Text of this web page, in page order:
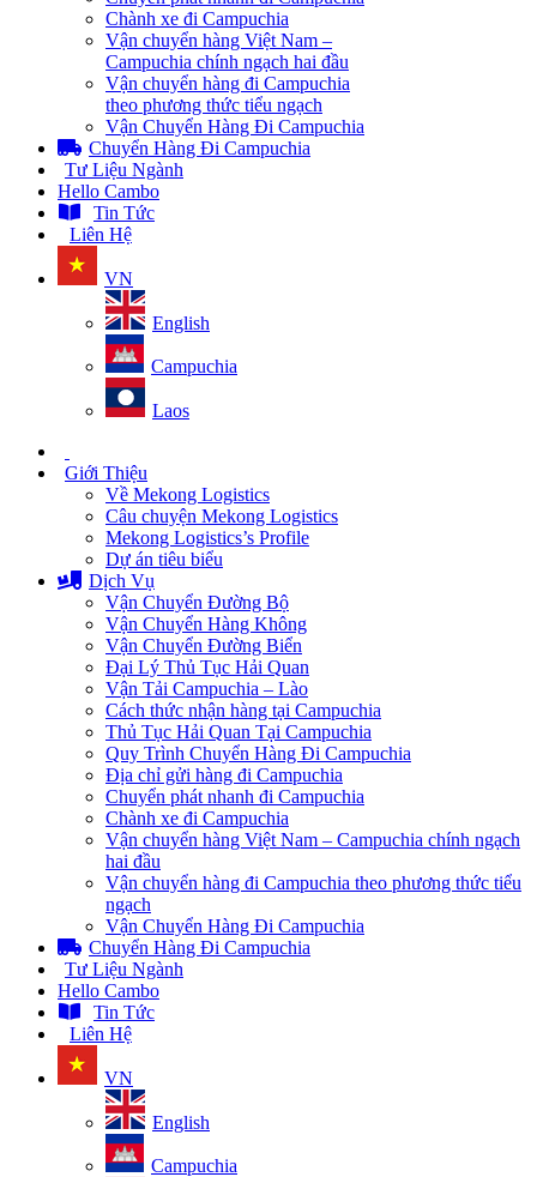
Chành xe đi Campuchia
Vận chuyển hàng Việt Nam –
Campuchia chính ngạch hai đầu
Vận chuyển hàng đi Campuchia
theo phương thức tiểu ngạch
Vận Chuyển Hàng Đi Campuchia
Chuyển Hàng Đi Campuchia
Tư Liệu Ngành
Hello Cambo
Tin Tức
Liên Hệ
VN
English
Campuchia
Laos
Giới Thiệu
Về Mekong Logistics
Câu chuyện Mekong Logistics
Mekong Logistics’s Profile
Dự án tiêu biểu
Dịch Vụ
Vận Chuyển Đường Bộ
Vận Chuyển Hàng Không
Vận Chuyển Đường Biển
Đại Lý Thủ Tục Hải Quan
Vận Tải Campuchia – Lào
Cách thức nhận hàng tại Campuchia
Thủ Tục Hải Quan Tại Campuchia
Quy Trình Chuyển Hàng Đi Campuchia
Địa chỉ gửi hàng đi Campuchia
Chuyển phát nhanh đi Campuchia
Chành xe đi Campuchia
Vận chuyển hàng Việt Nam – Campuchia chính ngạch
hai đầu
Vận chuyển hàng đi Campuchia theo phương thức tiểu
ngạch
Vận Chuyển Hàng Đi Campuchia
Chuyển Hàng Đi Campuchia
Tư Liệu Ngành
Hello Cambo
Tin Tức
Liên Hệ
VN
English
Campuchia